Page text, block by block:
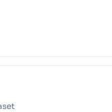
States of America, usa